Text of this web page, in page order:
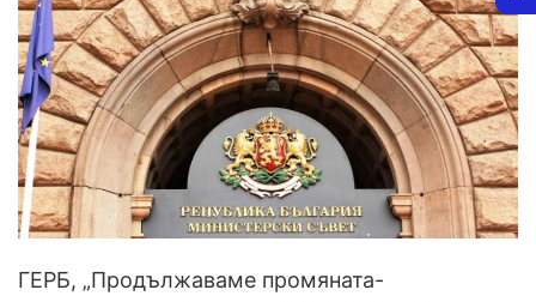
ГЕРБ, „Продължаваме промяната-